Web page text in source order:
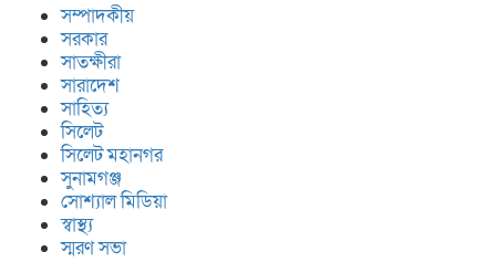
সম্পাদকীয়
সরকার
সাতক্ষীরা
সারাদেশ
সাহিত্য
সিলেট
সিলেট মহানগর
সুনামগঞ্জ
সোশ্যাল মিডিয়া
স্বাস্থ্য
স্মরণ সভা